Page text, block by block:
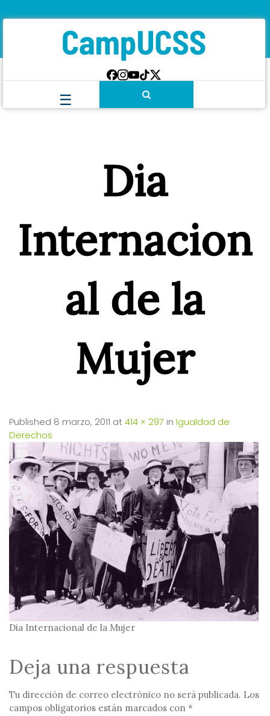
Dia
Internacion
al de la
Mujer
Published 8 marzo, 2011 at414 × 297 in Igualdad de
Derechos
Dia Internacional de la Mujer
Deja una respuesta
Tu dirección de correo electrónico no será publicada. Los
campos obligatorios están marcados con *